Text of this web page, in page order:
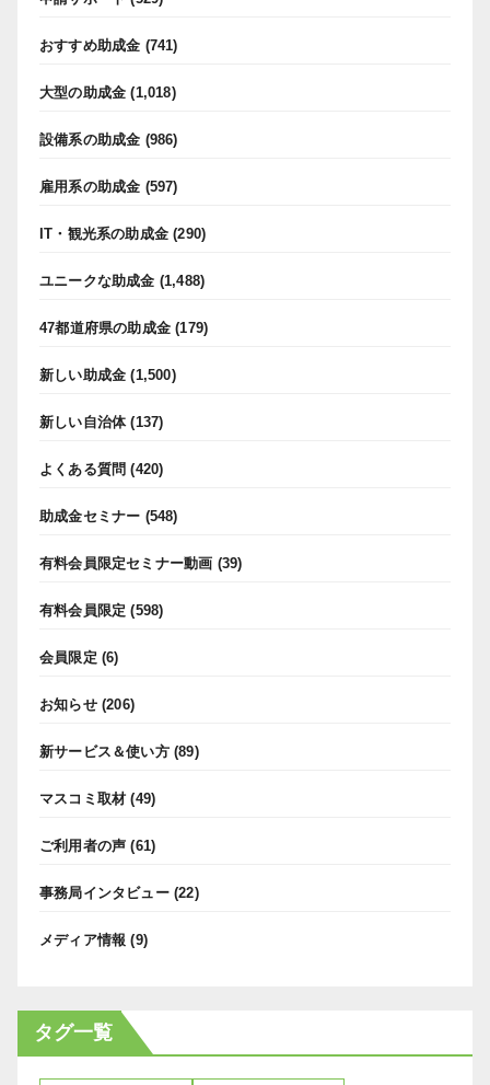
おすすめ助成金 (741)
大型の助成金 (1,018)
設備系の助成金 (986)
雇用系の助成金 (597)
IT・観光系の助成金 (290)
ユニークな助成金 (1,488)
47都道府県の助成金 (179)
新しい助成金 (1,500)
新しい自治体(137)
よくある質問 (420)
助成金セミナー (548)
有料会員限定セミナー動画 (39)
有料会員限定 (598)
会員限定 (6)
お知らせ(206)
新サービス＆使い方(89)
マスコミ取材 (49)
ご利用者の声 (61)
事務局インタビュー(22)
メディア情報 (9)
タグ一覧